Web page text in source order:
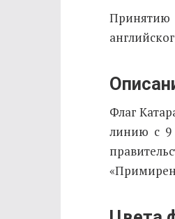
Принятию
Флаг
линию с 9